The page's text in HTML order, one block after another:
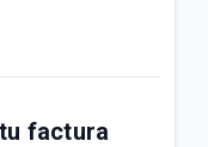
a Tigo |
factura